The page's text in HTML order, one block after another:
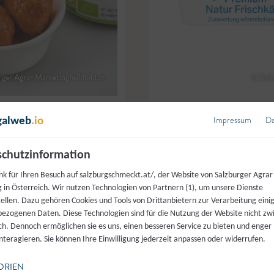
Agrar Marketing/wildbild.at
,Pfarrwerfen
in Öl
,Salzburg
.io Impressum
für Ihren Besuch auf salzburgschmeckt.at/, der Website von Salzburger Agrar
in Österreich. Wir nutzen Technologien von Partnern (1), um unsere Dienste
Dazu gehören Cookies und Tools von Drittanbietern zur Verarbeitung
Daten. Diese Technologien sind für die Nutzung der Website nicht
Dennoch ermöglichen sie es uns, einen besseren Service zu bieten und
Sie können Ihre Einwilligung jederzeit anpassen oder widerrufen.